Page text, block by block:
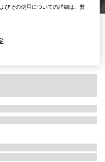
びその使用についての詳細は、弊